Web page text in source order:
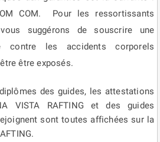
COM. Pour les ressortissants
suggérons de souscrire une
contre les accidents corporels
être exposés.
des guides, les attestations
VISTA RAFTING et des guides
sont toutes affichées sur la